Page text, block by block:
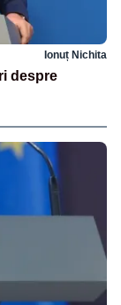
Ionuț Nichita
despre